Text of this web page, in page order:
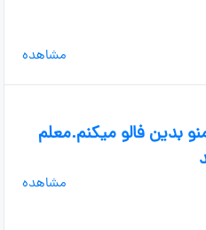
مشاهده
بدین فالو میکنم.معلم
مشاهده